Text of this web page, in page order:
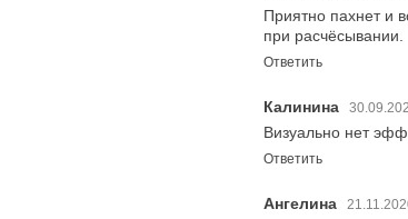
Приятно пахнет и
при расчёсывании.
Ответить
Калинина
Визуально нет
Ответить
Ангелина